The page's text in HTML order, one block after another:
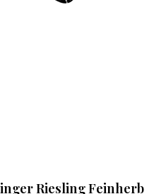
Riesling Feinherb